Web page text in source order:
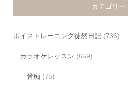
カテゴリー
ボイストレーニング徒然日記 (736)
カラオケレッスン (659)
音痴 (75)